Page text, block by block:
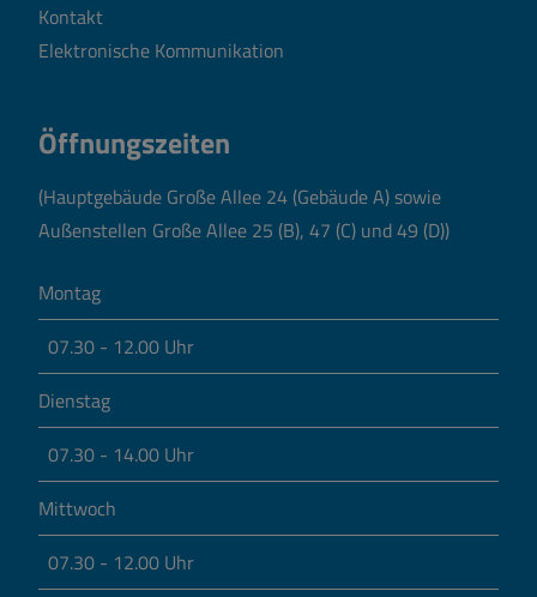
Kontakt
Elektronische Kommunikation
Öffnungszeiten
(Hauptgebäude Große Allee 24 (Gebäude A) sowie
Außenstellen Große Allee 25 (B), 47 (C) und 49 (D))
Montag
07.30 - 12.00 Uhr
Dienstag
07.30 - 14.00 Uhr
Mittwoch
07.30 - 12.00 Uhr